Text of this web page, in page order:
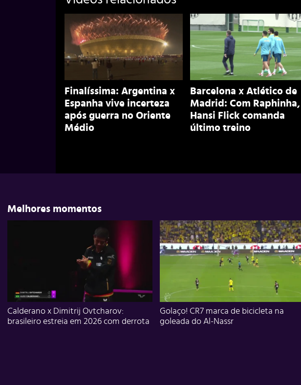
Finalíssima: Argentina x
Espanha vive incerteza
após guerra no Oriente
Médio
Barcelona x Atlético de
Madrid: Com Raphinha,
Hansi Flick comanda
último treino
Melhores momentos
Calderano x Dimitrij Ovtcharov:
brasileiro estreia em 2026 com derrota
Golaço! CR7 marca de bicicleta na
goleada do Al-Nassr